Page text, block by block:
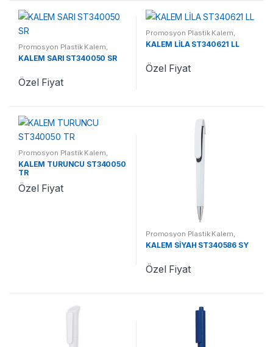
Promosyon Plastik Kalem,
Promosyon Kalemler
KALEM SARI ST340050 SR
Özel Fiyat
Promosyon Plastik Kalem,
Promosyon Kalemler
KALEM LİLA ST340621 LL
Özel Fiyat
Promosyon Plastik Kalem
Promosyon Kalemler
KALEM TURUNCU ST340050
TR
Özel Fiyat
Promosyon Plastik Kalem,
Promosyon Kalemler
KALEM SİYAH ST340586 SY
Özel Fiyat